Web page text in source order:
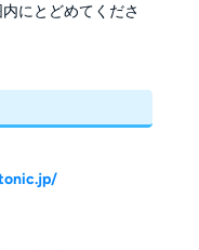
にとどめてくださ